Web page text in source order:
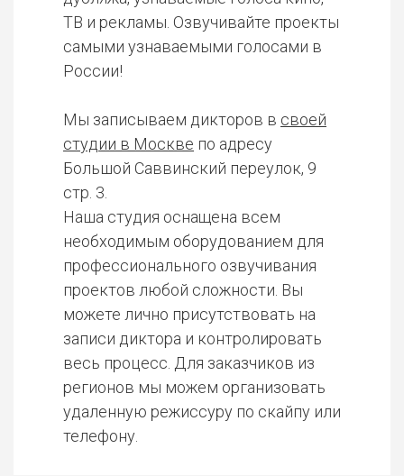
ТВ и рекламы. Озвучивайте проекты
самыми узнаваемыми голосами в
России!
Мы записываем дикторов в своей
студии в Москве по адресу
Большой Саввинский переулок, 9
стр. 3.
Наша студия оснащена всем
необходимым оборудованием для
профессионального озвучивания
проектов любой сложности. Вы
можете лично присутствовать на
записи диктора и контролировать
весь процесс. Для заказчиков из
регионов мы можем организовать
удаленную режиссуру по скайпу или
телефону.